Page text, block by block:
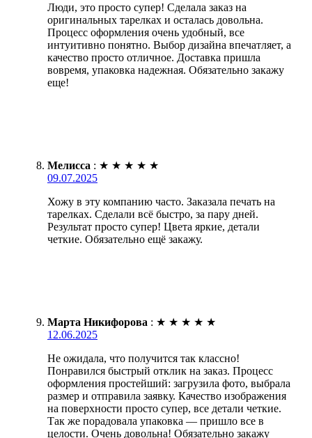
Люди, это просто супер! Сделала заказ на
оригинальных тарелках и осталась довольна.
Процесс оформления очень удобный, все
интуитивно понятно. Выбор дизайна впечатляет, а
качество просто отличное. Доставка пришла
вовремя, упаковка надежная. Обязательно закажу
еще!
Мелисса : ★ ★ ★ ★ ★
09.07.2025
Хожу в эту компанию часто. Заказала печать на
тарелках. Сделали всё быстро, за пару дней.
Результат просто супер! Цвета яркие, детали
четкие. Обязательно ещё закажу.
Марта Никифорова : ★ ★ ★ ★ ★
12.06.2025
Не ожидала, что получится так классно!
Понравился быстрый отклик на заказ. Процесс
оформления простейший: загрузила фото, выбрала
размер и отправила заявку. Качество изображения
на поверхности просто супер, все детали четкие.
Так же порадовала упаковка — пришло все в
целости. Очень довольна! Обязательно закажу